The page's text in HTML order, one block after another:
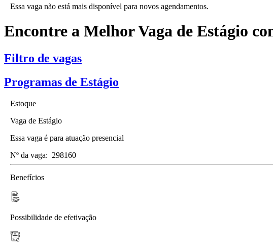
Essa vaga não está mais disponível para novos agendamentos.
Encontre a Melhor Vaga de Estágio
Filtro de vagas
Programas de Estágio
Estoque
Vaga de Estágio
Essa vaga é para atuação presencial
Nº da vaga: 298160
Benefícios
Possibilidade de efetivação